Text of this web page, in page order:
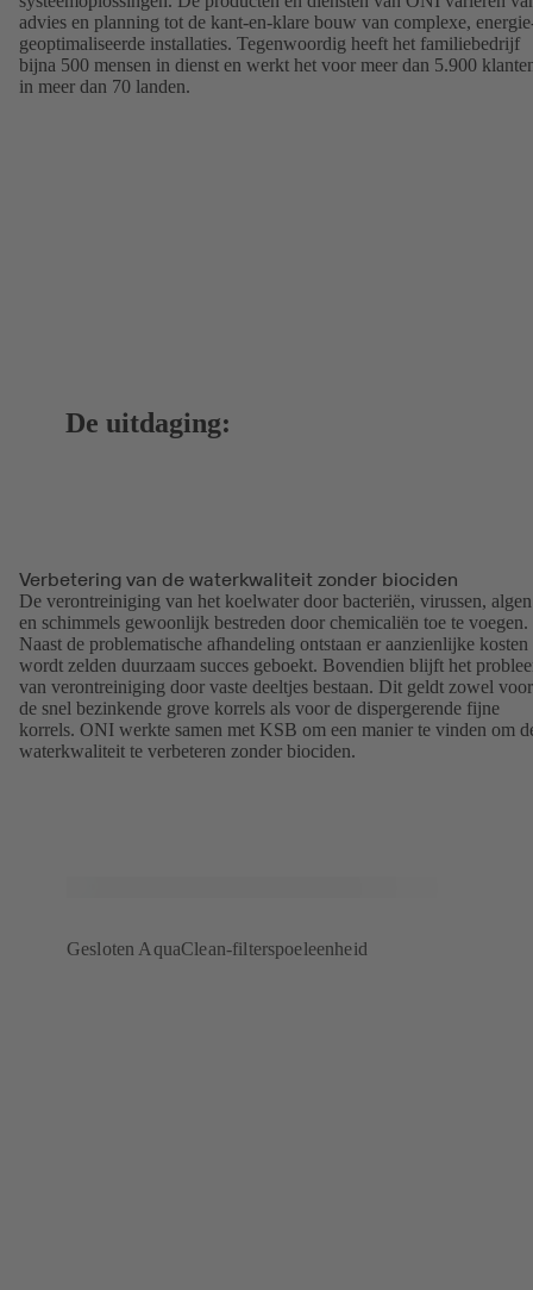
advies en planning tot de kant-en-klare bouw van complexe,
geoptimaliseerde installaties. Tegenwoordig heeft het familiebedrijf
bijna 500 mensen in dienst en werkt het voor meer dan 5.900
in meer dan 70 landen.
De uitdaging:
Verbetering van de waterkwaliteit zonder biociden
De verontreiniging van het koelwater door bacteriën, virussen, algen
en schimmels gewoonlijk bestreden door chemicaliën toe te voegen.
Naast de problematische afhandeling ontstaan er aanzienlijke kosten
wordt zelden duurzaam succes geboekt. Bovendien blijft het
van verontreiniging door vaste deeltjes bestaan. Dit geldt zowel voor
de snel bezinkende grove korrels als voor de dispergerende fijne
korrels. ONI werkte samen met KSB om een manier te vinden om
waterkwaliteit te verbeteren zonder biociden.
Gesloten AquaClean-filterspoeleenheid